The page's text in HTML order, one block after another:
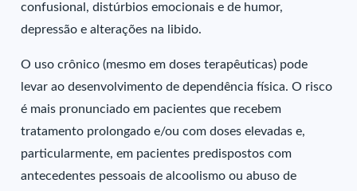
confusional, distúrbios emocionais e de humor,
depressão e alterações na libido.
O uso crônico (mesmo em doses terapêuticas) pode
levar ao desenvolvimento de dependência física. O risco
é mais pronunciado em pacientes que recebem
tratamento prolongado e/ou com doses elevadas e,
particularmente, em pacientes predispostos com
antecedentes pessoais de alcoolismo ou abuso de